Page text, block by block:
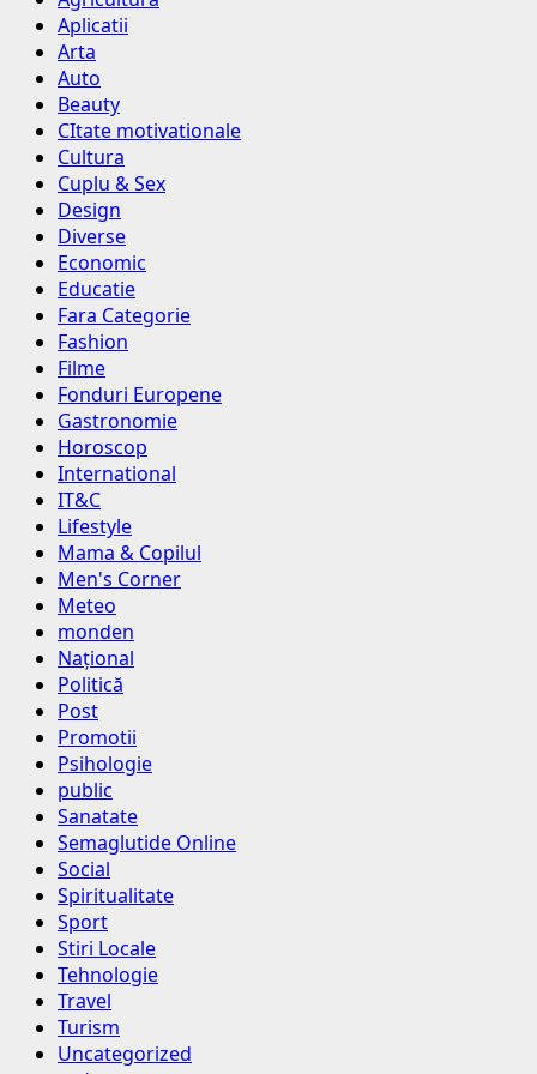
Aplicatii
Arta
Auto
Beauty
CItate motivationale
Cultura
Cuplu & Sex
Design
Diverse
Economic
Educatie
Fara Categorie
Fashion
Filme
Fonduri Europene
Gastronomie
Horoscop
International
IT&C
Lifestyle
Mama & Copilul
Men's Corner
Meteo
monden
Național
Politică
Post
Promotii
Psihologie
public
Sanatate
Semaglutide Online
Social
Spiritualitate
Sport
Stiri Locale
Tehnologie
Travel
Turism
Uncategorized